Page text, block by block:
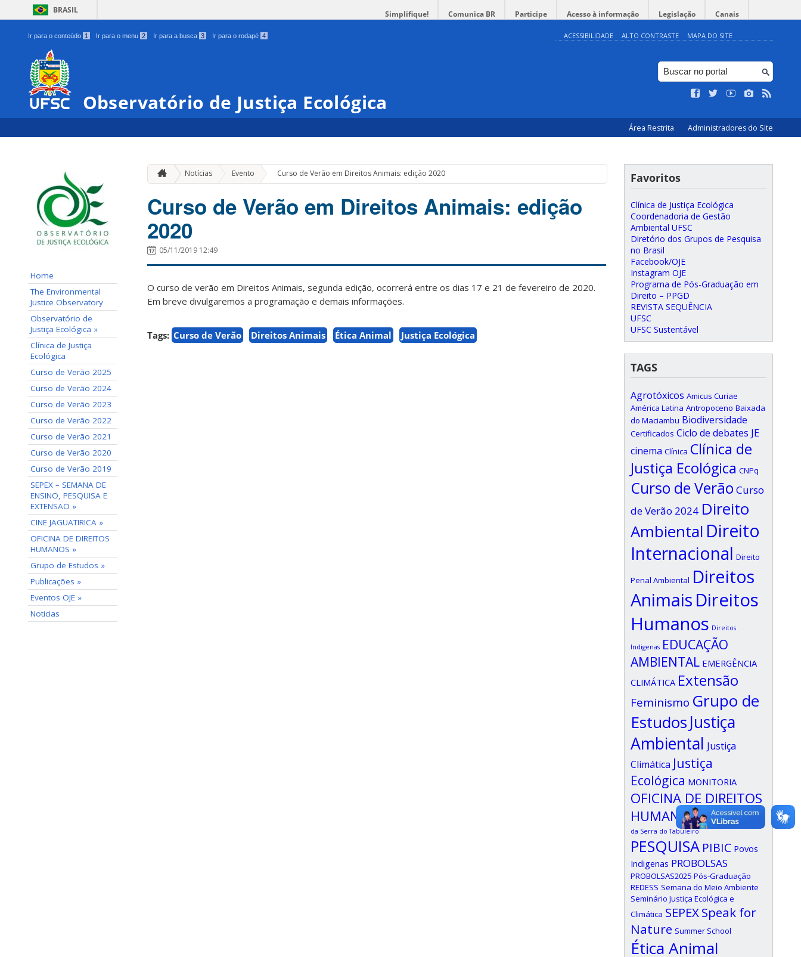
BRASIL Simplifique! Comunica BR Participe Acesso à informação Legislação Canais
Ir para o conteúdo 1 Ir para o menu 2 Ir para a busca 3 Ir para o rodapé 4 ACESSIBILIDADE ALTO CONTRASTE MAPA DO SITE
Observatório de Justiça Ecológica
Área Restrita Administradores do Site
Home
The Environmental
Justice Observatory
Observatório de
Justiça Ecológica »
Clínica de Justiça
Ecológica
Curso de Verão 2025
Curso de Verão 2024
Curso de Verão 2023
Curso de Verão 2022
Curso de Verão 2021
Curso de Verão 2020
Curso de Verão 2019
SEPEX – SEMANA DE
ENSINO, PESQUISA E
EXTENSAO »
CINE JAGUATIRICA »
OFICINA DE DIREITOS
HUMANOS »
Grupo de Estudos »
Publicações »
Eventos OJE »
Noticias
Notícias Evento » Curso de Verão em Direitos Animais: edição 2020
Curso de Verão em Direitos Animais: edição
2020
05/11/2019 12:49
O curso de verão em Direitos Animais, segunda edição, ocorrerá entre os dias 17 e 21 de fevereiro de 2020.
Em breve divulgaremos a programação e demais informações.
Tags: Curso de Verão Direitos Animais Ética Animal Justiça Ecológica
Favoritos
Clínica de Justiça Ecológica
Coordenadoria de Gestão
Ambiental UFSC
Diretório dos Grupos de Pesquisa
no Brasil
Facebook/OJE
Instagram OJE
Programa de Pós-Graduação em
Direito – PPGD
REVISTA SEQUÊNCIA
UFSC
UFSC Sustentável
TAGS
Agrotóxicos Amicus Curiae
América Latina Antropoceno Baixada
do Maciambu Biodiversidade
Certificados Ciclo de debates JE
cinema Clínica Clínica de
Justiça Ecológica CNPq
Curso de Verão Curso
de Verão 2024 Direito
Ambiental Direito
Internacional Direito
Penal Ambiental Direitos
Animais Direitos
Humanos Direitos
Indigenas EDUCAÇÃO
AMBIENTAL EMERGÊNCIA
CLIMÁTICA Extensão
Feminismo Grupo de
EstudosJustiça
Ambiental Justiça
Climática Justiça
Ecológica MONITORIA
OFICINA DE DIREITOS
HUMANOSOxford Parque
da Serra do Tabuleiro
PESQUISA PIBIC Povos
Indigenas PROBOLSAS
PROBOLSAS2025 Pós-Graduação
REDESS Semana do Meio Ambiente
Seminário Justiça Ecológica e
Climática SEPEXSpeak for
Nature Summer School
Ética Animal